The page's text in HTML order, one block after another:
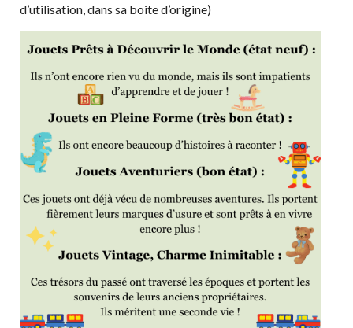
d’utilisation, dans sa boite d’origine)